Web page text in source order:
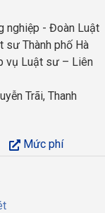
nghiệp - Đoàn Luật
sư Thành phố Hà
vụ Luật sư – Liên
Trãi, Thanh
Mức phí